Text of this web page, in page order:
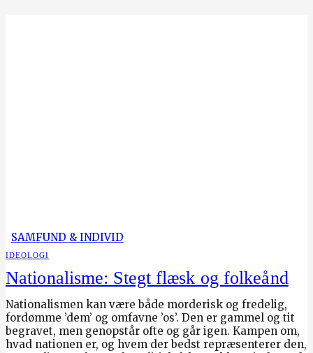
SAMFUND & INDIVID
IDEOLOGI
Nationalisme: Stegt flæsk og folkeånd
Nationalismen kan være både morderisk og fredelig,
fordømme ’dem’ og omfavne ’os’. Den er gammel og tit
begravet, men genopstår ofte og går igen. Kampen om,
hvad nationen er, og hvem der bedst repræsenterer den,